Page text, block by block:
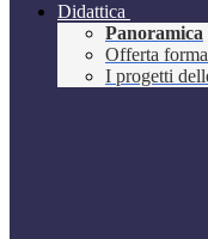
Didattica
Panoramica
Offerta
I progetti